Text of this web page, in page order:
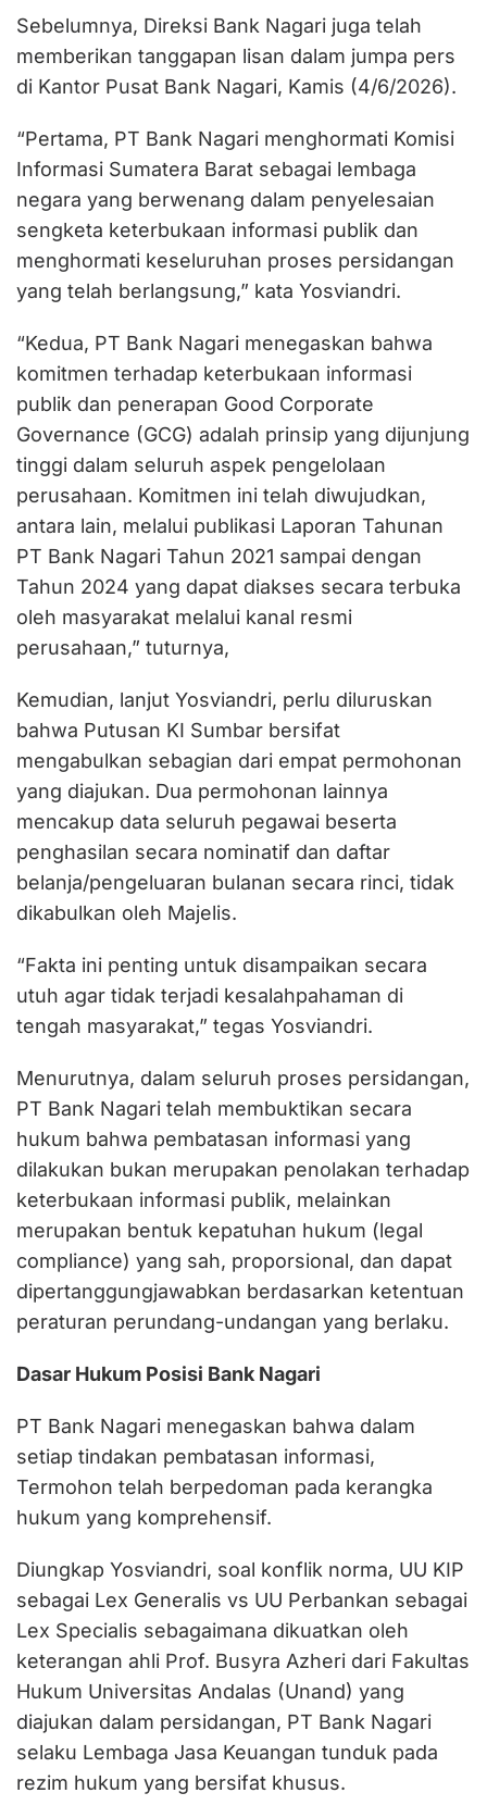
Sebelumnya, Direksi Bank Nagari juga telah
memberikan tanggapan lisan dalam jumpa pers
di Kantor Pusat Bank Nagari, Kamis (4/6/2026).
“Pertama, PT Bank Nagari menghormati Komisi
Informasi Sumatera Barat sebagai lembaga
negara yang berwenang dalam penyelesaian
sengketa keterbukaan informasi publik dan
menghormati keseluruhan proses persidangan
yang telah berlangsung,” kata Yosviandri.
“Kedua, PT Bank Nagari menegaskan bahwa
komitmen terhadap keterbukaan informasi
publik dan penerapan Good Corporate
Governance (GCG) adalah prinsip yang dijunjung
tinggi dalam seluruh aspek pengelolaan
perusahaan. Komitmen ini telah diwujudkan,
antara lain, melalui publikasi Laporan Tahunan
PT Bank Nagari Tahun 2021 sampai dengan
Tahun 2024 yang dapat diakses secara terbuka
oleh masyarakat melalui kanal resmi
perusahaan,” tuturnya,
Kemudian, lanjut Yosviandri, perlu diluruskan
bahwa Putusan KI Sumbar bersifat
mengabulkan sebagian dari empat permohonan
yang diajukan. Dua permohonan lainnya
mencakup data seluruh pegawai beserta
penghasilan secara nominatif dan daftar
belanja/pengeluaran bulanan secara rinci, tidak
dikabulkan oleh Majelis.
“Fakta ini penting untuk disampaikan secara
utuh agar tidak terjadi kesalahpahaman di
tengah masyarakat,” tegas Yosviandri.
Menurutnya, dalam seluruh proses persidangan,
PT Bank Nagari telah membuktikan secara
hukum bahwa pembatasan informasi yang
dilakukan bukan merupakan penolakan terhadap
keterbukaan informasi publik, melainkan
merupakan bentuk kepatuhan hukum (legal
compliance) yang sah, proporsional, dan dapat
dipertanggungjawabkan berdasarkan ketentuan
peraturan perundang-undangan yang berlaku.
Dasar Hukum Posisi Bank Nagari
PT Bank Nagari menegaskan bahwa dalam
setiap tindakan pembatasan informasi,
Termohon telah berpedoman pada kerangka
hukum yang komprehensif.
Diungkap Yosviandri, soal konflik norma, UU KIP
sebagai Lex Generalis vs UU Perbankan sebagai
Lex Specialis sebagaimana dikuatkan oleh
keterangan ahli Prof. Busyra Azheri dari Fakultas
Hukum Universitas Andalas (Unand) yang
diajukan dalam persidangan, PT Bank Nagari
selaku Lembaga Jasa Keuangan tunduk pada
rezim hukum yang bersifat khusus.